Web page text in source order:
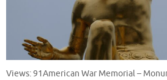
Views: 91American War Memorial –